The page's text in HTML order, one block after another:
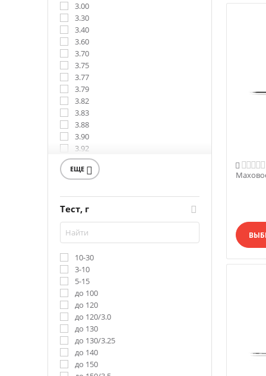
3.00
3.30
3.40
3.60
3.70
3.75
3.77
3.79
3.82
3.83
3.88
3.90
3.92
3.96
4.00
4.43
4.50
4.70
4.75
4.78
4.80
4.81
4.85
4.88
4.92
4.93
5.00
5.60
5.73
5.80
5.81
ЕЩЕ 
Тест, г
10-30
3-10
5-15
до 100
до 120
до 120/3.0
до 130
до 130/3.25
до 140
до 150
